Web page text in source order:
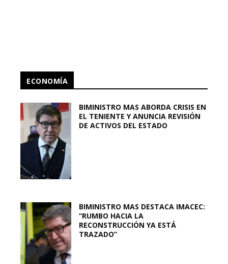
ECONOMÍA
BIMINISTRO MAS ABORDA CRISIS EN
EL TENIENTE Y ANUNCIA REVISIÓN
DE ACTIVOS DEL ESTADO
BIMINISTRO MAS DESTACA IMACEC:
“RUMBO HACIA LA
RECONSTRUCCIÓN YA ESTÁ
TRAZADO”